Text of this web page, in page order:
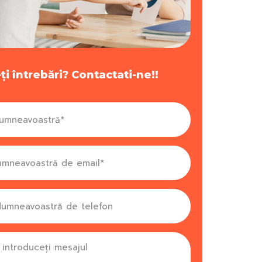
întrebări? Contactati-ne!!